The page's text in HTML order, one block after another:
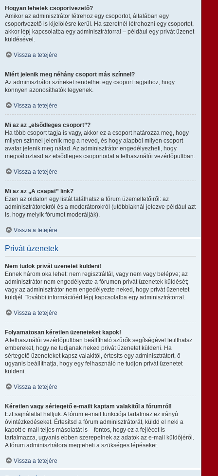
Hogyan lehetek csoportvezető?
Amikor az adminisztrátor létrehoz egy csoportot, általában egy
csoportvezető is kijelölésre kerül. Ha szeretnél létrehozni egy csoportot,
akkor lépj kapcsolatba egy adminisztrátorral – például egy privát üzenet
küldésével.
Vissza a tetejére
Miért jelenik meg néhány csoport más színnel?
Az adminisztrátor színeket rendelhet egy csoport tagjaihoz, hogy
könnyen azonosíthatók legyenek.
Vissza a tetejére
Mi az az „elsődleges csoport”?
Ha több csoport tagja is vagy, akkor ez a csoport határozza meg, hogy
milyen színnel jelenik meg a neved, és hogy alapból milyen csoport
avatar jelenik meg nálad. Az adminisztrátor engedélyezheti, hogy
megváltoztasd az elsődleges csoportodat a felhasználói vezérlőpultban.
Vissza a tetejére
Mi az az „A csapat” link?
Ezen az oldalon egy listát találhatsz a fórum üzemeltetőiről: az
adminisztrátorokról és a moderátorokról (utóbbiaknál jelezve például azt
is, hogy melyik fórumot moderálják).
Vissza a tetejére
Privát üzenetek
Nem tudok privát üzenetet küldeni!
Ennek három oka lehet: nem regisztráltál, vagy nem vagy belépve; az
adminisztrátor nem engedélyezte a fórumon privát üzenetek küldését;
vagy az adminisztrátor nem engedélyezte neked, hogy privát üzenetet
küldjél. További információért lépj kapcsolatba egy adminisztrátorral.
Vissza a tetejére
Folyamatosan kéretlen üzeneteket kapok!
A felhasználói vezérlőpultban beállítható szűrők segítségével letilthatsz
embereket, hogy ne tudjanak neked privát üzenetet küldeni. Ha
sértegető üzeneteket kapsz valakitől, értesíts egy adminisztrátort, ő
ugyanis beállíthatja, hogy egy felhasználó ne tudjon privát üzenetet
küldeni.
Vissza a tetejére
Kéretlen vagy sértegető e-mailt kaptam valakitől a fórumról!
Ezt sajnálattal halljuk. A fórum e-mail funkciója tartalmaz ez irányú
óvintézkedéseket. Értesítsd a fórum adminisztrátorát, küldd el neki a
kapott e-mail teljes másolatát is – fontos, hogy ez a fejlécet is
tartalmazza, ugyanis ebben szerepelnek az adatok az e-mail küldőjéről.
A fórum adminisztrátora megteheti a szükséges lépéseket.
Vissza a tetejére